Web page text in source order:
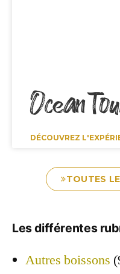
Ocean
DÉCOUVREZ
TOUTES
Les différentes
Autres boissons